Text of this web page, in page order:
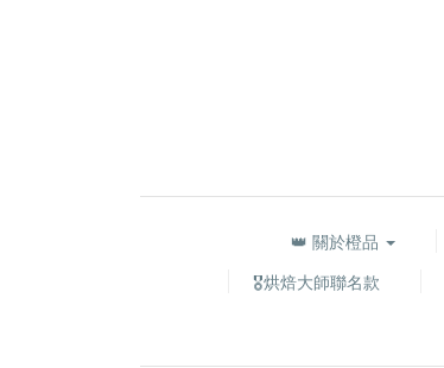
👑 關於橙品
🎖️烘焙大師聯名款